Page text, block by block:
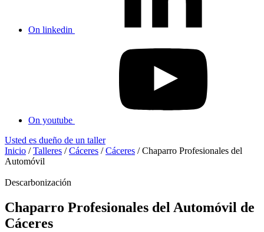
On linkedin
On youtube
Usted es dueño de un taller
Inicio /Talleres /Cáceres /Cáceres /Chaparro Profesionales del
Automóvil
Descarbonización
Chaparro Profesionales del Automóvil de
Cáceres